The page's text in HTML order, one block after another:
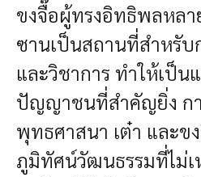
ขงจื๊อผู้ทรงอิทธิพลหลา
ซานเป็นสถานที่สำหรั
และวิชาการ ทำให้เป็น
ปัญญาชนที่สำคัญยิ่ง ก
พุทธศาสนา เต๋า และข
ภูมิทัศน์วัฒนธรรมที่ไม่เ